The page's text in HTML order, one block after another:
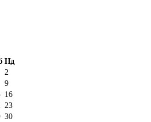
Нд
2
9
16
23
30